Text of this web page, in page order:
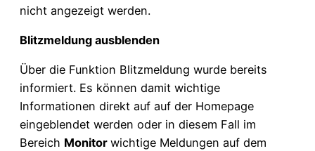
nicht angezeigt werden.
Blitzmeldung ausblenden
Über die Funktion Blitzmeldung wurde bereits
informiert. Es können damit wichtige
Informationen direkt auf auf der Homepage
eingeblendet werden oder in diesem Fall im
Bereich Monitor wichtige Meldungen auf dem